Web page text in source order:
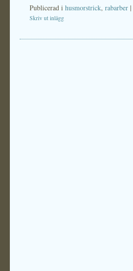
Publicerad i husmorstrick, rabarber |
Skriv ut inlägg